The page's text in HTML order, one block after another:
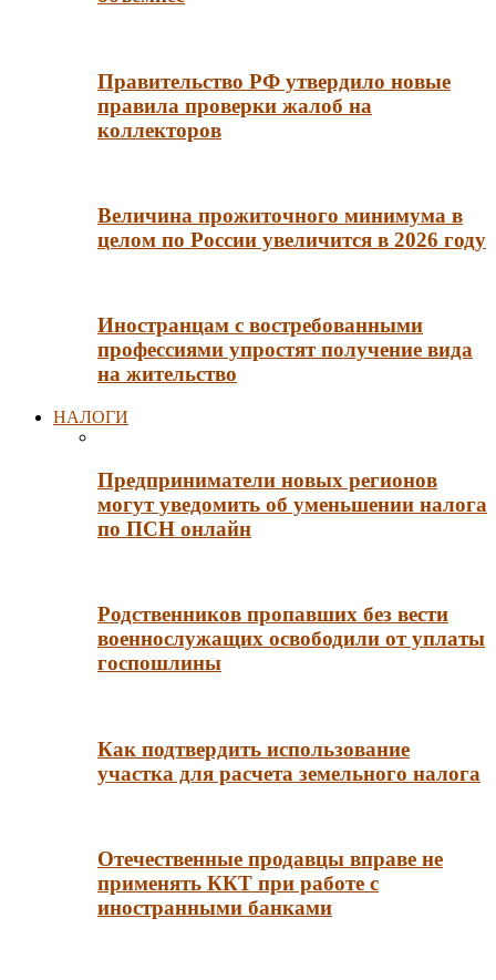
Правительство РФ утвердило новые
правила проверки жалоб на
коллекторов
Величина прожиточного минимума в
целом по России увеличится в 2026 году
Иностранцам с востребованными
профессиями упростят получение вида
на жительство
НАЛОГИ
Предприниматели новых регионов
могут уведомить об уменьшении налога
по ПСН онлайн
Родственников пропавших без вести
военнослужащих освободили от уплаты
госпошлины
Как подтвердить использование
участка для расчета земельного налога
Отечественные продавцы вправе не
применять ККТ при работе с
иностранными банками